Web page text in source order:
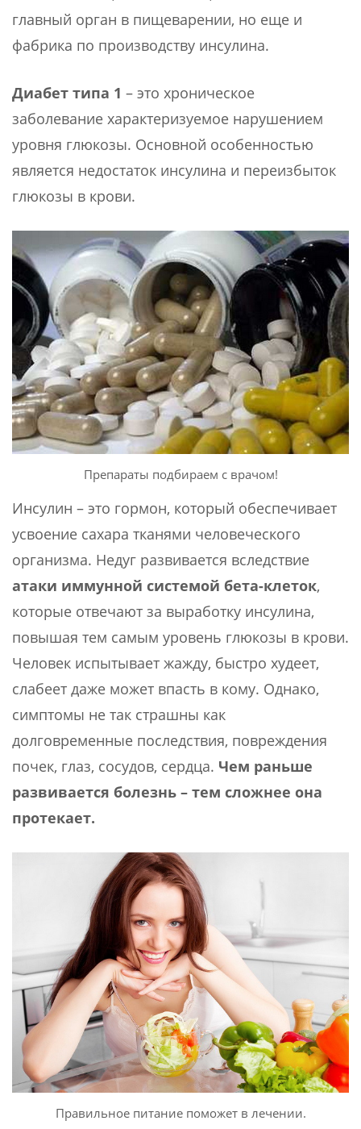
главный орган в пищеварении, но еще и
фабрика по производству инсулина.
Диабет типа 1 – это хроническое
заболевание характеризуемое нарушением
уровня глюкозы. Основной особенностью
является недостаток инсулина и переизбыток
глюкозы в крови.
Препараты подбираем с врачом!
Инсулин – это гормон, который обеспечивает
усвоение сахара тканями человеческого
организма. Недуг развивается вследствие
атаки иммунной системой бета-клеток,
которые отвечают за выработку инсулина,
повышая тем самым уровень глюкозы в крови.
Человек испытывает жажду, быстро худеет,
слабеет даже может впасть в кому. Однако,
симптомы не так страшны как
долговременные последствия, повреждения
почек, глаз, сосудов, сердца. Чем раньше
развивается болезнь – тем сложнее она
протекает.
Правильное питание поможет в лечении.